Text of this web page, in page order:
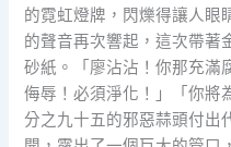
的霓虹燈牌，閃爍得讓人眼
的聲音再次響起，這次帶著
砂紙。「廖沾沾！你那充滿
侮辱！必須淨化！」「你將
分之九十五的邪惡蒜頭付出